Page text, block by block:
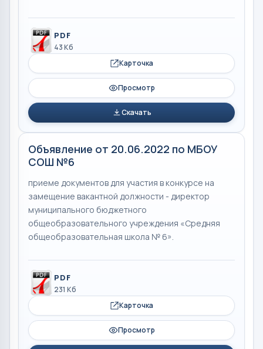
PDF
43 Кб
Карточка
Просмотр
Скачать
Объявление от 20.06.2022 по МБОУ
СОШ №6
приеме документов для участия в конкурсе на
замещение вакантной должности - директор
муниципального бюджетного
общеобразовательного учреждения «Средняя
общеобразовательная школа № 6».
PDF
231 Кб
Карточка
Просмотр